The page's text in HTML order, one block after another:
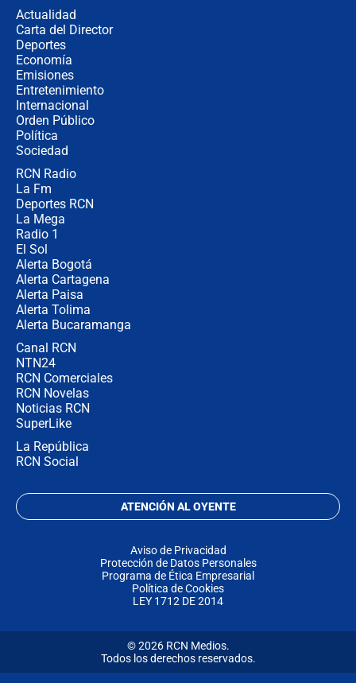
Actualidad
Carta del Director
Deportes
Economía
Emisiones
Entretenimiento
Internacional
Orden Público
Política
Sociedad
RCN Radio
La Fm
Deportes RCN
La Mega
Radio 1
El Sol
Alerta Bogotá
Alerta Cartagena
Alerta Paisa
Alerta Tolima
Alerta Bucaramanga
Canal RCN
NTN24
RCN Comerciales
RCN Novelas
Noticias RCN
SuperLike
La República
RCN Social
ATENCIÓN AL OYENTE
Aviso de Privacidad
Protección de Datos Personales
Programa de Ética Empresarial
Política de Cookies
LEY 1712 DE 2014
© 2026 RCN Medios.
Todos los derechos reservados.